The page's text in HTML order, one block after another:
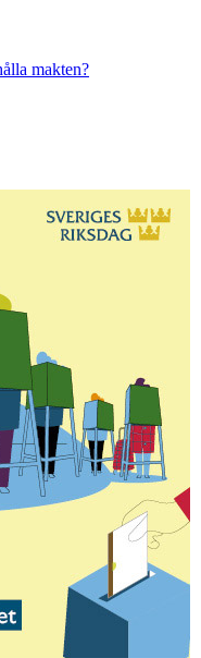
makten?